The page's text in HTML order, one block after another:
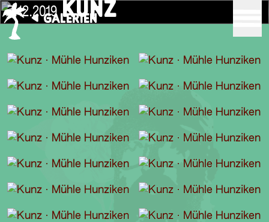
GALERIEN
7.12.2019 KUNZ